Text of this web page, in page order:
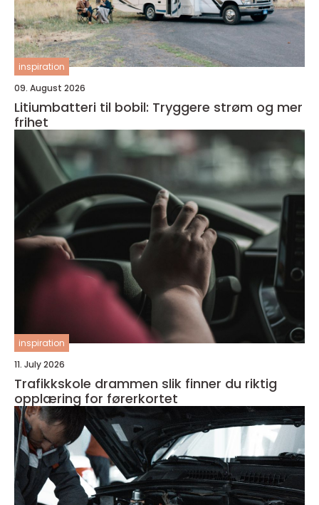
inspiration
09. August 2026
Litiumbatteri til bobil: Tryggere strøm og mer
frihet
inspiration
11. July 2026
Trafikkskole drammen slik finner du riktig
opplæring for førerkortet